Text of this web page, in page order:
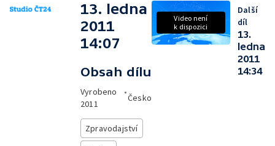
13. ledna
2011
14:07
Obsah dílu
Vyrobeno
2011
•
Česko
Zpravodajství
Video není
k dispozici
Další
díl
13.
ledna
2011
14:34